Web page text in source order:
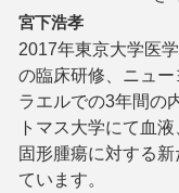
宮下浩孝
2017年東京大学医
の臨床研修、ニュ
ラエルでの3年間の
トマス大学にて血
固形腫瘍に対する
ています。